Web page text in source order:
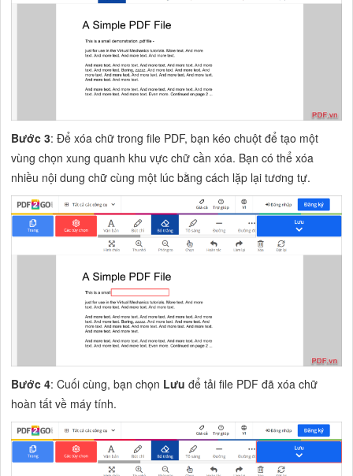
Bước 3: Để xóa chữ trong file PDF, bạn kéo chuột để tạo một
vùng chọn xung quanh khu vực chữ cần xóa. Bạn có thể xóa
nhiều nội dung chữ cùng một lúc bằng cách lặp lại tương tự.
Bước 4: Cuối cùng, bạn chọn Lưu để tải file PDF đã xóa chữ
hoàn tất về máy tính.